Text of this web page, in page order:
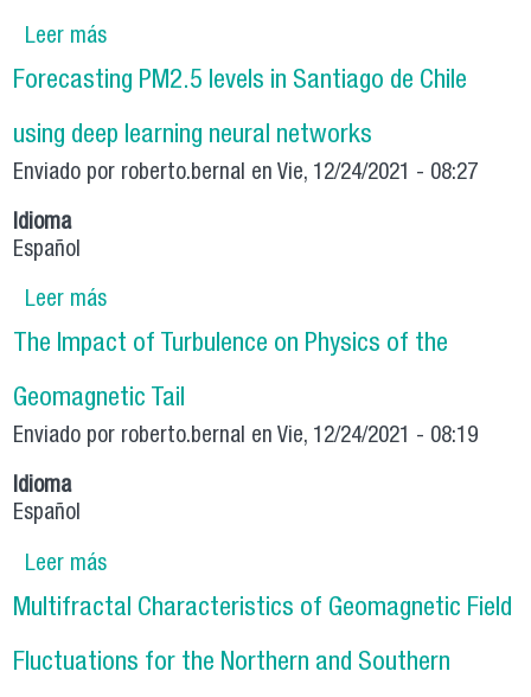
Leer mássobre Evaluation of Antarctic Ozone Profiles
derived from OMPS-LP by using Balloon-borne
Ozonesondes
Forecasting PM2.5 levels in Santiago de Chile
using deep learning neural networks
Enviado por roberto.bernal en Vie, 12/24/2021 - 08:27
Idioma
Español
Leer mássobre Forecasting PM2.5 levels in Santiago de
Chile using deep learning neural networks
The Impact of Turbulence on Physics of the
Geomagnetic Tail
Enviado por roberto.bernal en Vie, 12/24/2021 - 08:19
Idioma
Español
Leer mássobre The Impact of Turbulence on Physics of
the Geomagnetic Tail
Multifractal Characteristics of Geomagnetic Field
Fluctuations for the Northern and Southern